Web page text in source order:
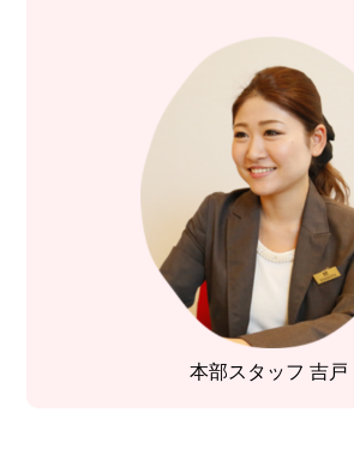
本部スタッフ 吉戸